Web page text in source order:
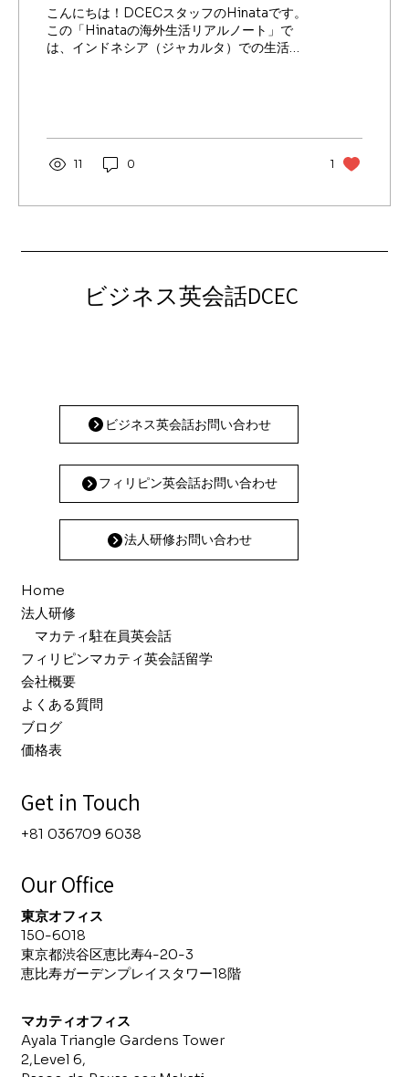
こんにちは！DCECスタッフのHinataです。
この「Hinataの海外生活リアルノート」で
は、インドネシア（ジャカルタ）での生活
ばと思い、海外でのリアルな雰囲気や、実際
と思います。堅苦しい話は苦手なので、友達
ていきますね。 それでは第1回！ずっと憧れて
ー＆ケアンズ2週間のリアル体験」 みなさん、
ずっと行ってみたかったオーストラリアへ行
ってきました！ シドニーとケアンズを訪れた
11 0 1
ビジネス英会話DCEC
ビジネス英会話お問い合わせ
フィリピン英会話お問い合わせ
法人研修お問い合わせ
Home
法人研修
マカティ駐在員英会話
フィリピンマカティ英会話留学
会社概要
よくある質問
ブログ
価格表
Get in Touch
+81 036709 6038
Our Office
東京オフィス
150-6018
東京都渋谷区恵比寿4-20-3
​恵比寿ガーデンプレイスタワー18階
マカティオフィス
Ayala Triangle Gardens Tower
2,Level 6,